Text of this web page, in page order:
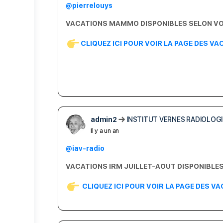
@pierrelouys
VACATIONS MAMMO DISPONIBLES SELON
CLIQUEZ ICI POUR VOIR LA PAGE DES
admin2 INSTITUT VERNES
Il y a un an
@iav-radio
VACATIONS IRM JUILLET-AOUT
CLIQUEZ ICI POUR VOIR LA PAGE DES